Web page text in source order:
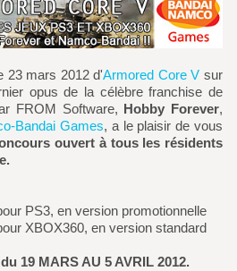
23 mars 2012 d'Armored Core V sur
opus de la célèbre franchise de
FROM Software, Hobby Forever,
Bandai Games, a le plaisir de vous
ouvert à tous les résidents
PS3, en version promotionnelle
XBOX360, en version standard
19 MARS AU 5 AVRIL 2012.